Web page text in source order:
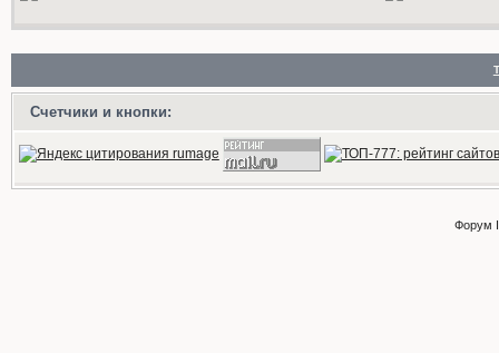
Счетчики и кнопки:
Форум